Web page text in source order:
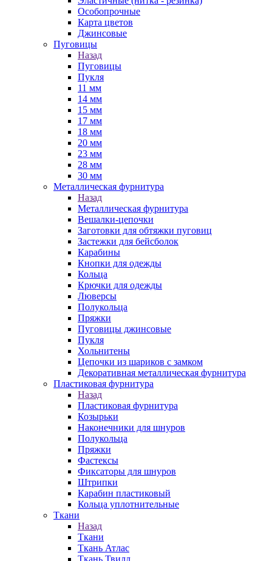
Особопрочные
Карта цветов
Джинсовые
Пуговицы
Назад
Пуговицы
Пукля
11 мм
14 мм
15 мм
17 мм
18 мм
20 мм
23 мм
28 мм
30 мм
Металлическая фурнитура
Назад
Металлическая фурнитура
Вешалки-цепочки
Заготовки для обтяжки пуговиц
Застежки для бейсболок
Карабины
Кнопки для одежды
Кольца
Крючки для одежды
Люверсы
Полукольца
Пряжки
Пуговицы джинсовые
Пукля
Хольнитены
Цепочки из шариков с замком
Декоративная металлическая фурнитура
Пластиковая фурнитура
Назад
Пластиковая фурнитура
Козырьки
Наконечники для шнуров
Полукольца
Пряжки
Фастексы
Фиксаторы для шнуров
Штрипки
Карабин пластиковый
Кольца уплотнительные
Ткани
Назад
Ткани
Ткань Атлас
Ткань Твилл